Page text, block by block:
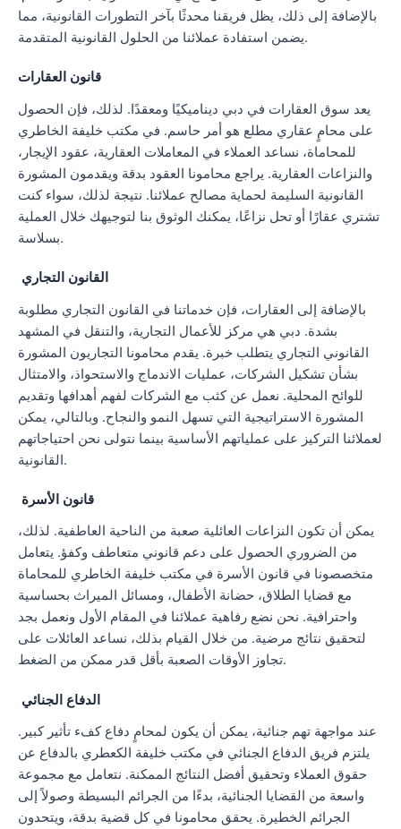
بالإضافة إلى ذلك، يظل فريقنا محدثًا بآخر التطورات القانونية، مما
يضمن استفادة عملائنا من الحلول القانونية المتقدمة.
قانون العقارات
يعد سوق العقارات في دبي ديناميكيًا ومعقدًا. لذلك، فإن الحصول
على محامٍ عقاري مطلع هو أمر حاسم. في مكتب خليفة الخاطري
للمحاماة، نساعد العملاء في المعاملات العقارية، عقود الإيجار،
والنزاعات العقارية. يراجع محامونا العقود بدقة ويقدمون المشورة
القانونية السليمة لحماية مصالح عملائنا. نتيجة لذلك، سواء كنت
تشتري عقارًا أو تحل نزاعًا، يمكنك الوثوق بنا لتوجيهك خلال العملية
بسلاسة.
القانون التجاري
بالإضافة إلى العقارات، فإن خدماتنا في القانون التجاري مطلوبة
بشدة. دبي هي مركز للأعمال التجارية، والتنقل في المشهد
القانوني التجاري يتطلب خبرة. يقدم محامونا التجاريون المشورة
بشأن تشكيل الشركات، عمليات الاندماج والاستحواذ، والامتثال
للوائح المحلية. نعمل عن كثب مع الشركات لفهم أهدافها وتقديم
المشورة الاستراتيجية التي تسهل النمو والنجاح. وبالتالي، يمكن
لعملائنا التركيز على عملياتهم الأساسية بينما نتولى نحن احتياجاتهم
القانونية.
قانون الأسرة
يمكن أن تكون النزاعات العائلية صعبة من الناحية العاطفية. لذلك،
من الضروري الحصول على دعم قانوني متعاطف وكفؤ. يتعامل
متخصصونا في قانون الأسرة في مكتب خليفة الخاطري للمحاماة
مع قضايا الطلاق، حضانة الأطفال، ومسائل الميراث بحساسية
واحترافية. نحن نضع رفاهية عملائنا في المقام الأول ونعمل بجد
لتحقيق نتائج مرضية. من خلال القيام بذلك، نساعد العائلات على
تجاوز الأوقات الصعبة بأقل قدر ممكن من الضغط.
الدفاع الجنائي
عند مواجهة تهم جنائية، يمكن أن يكون لمحامٍ دفاع كفء تأثير كبير.
يلتزم فريق الدفاع الجنائي في مكتب خليفة الكعطري بالدفاع عن
حقوق العملاء وتحقيق أفضل النتائج الممكنة. نتعامل مع مجموعة
واسعة من القضايا الجنائية، بدءًا من الجرائم البسيطة وصولاً إلى
الجرائم الخطيرة. يحقق محامونا في كل قضية بدقة، ويتحدون